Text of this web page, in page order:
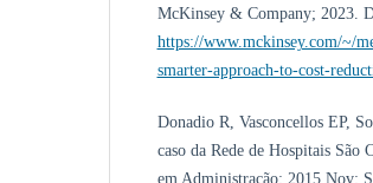
McKinsey & Company; 2023.
https://www.mckinsey.com/~/
smarter-approach-to-cost-
Donadio R, Vasconcellos EP,
caso da Rede de Hospitais
em Administração; 2015 Nov;